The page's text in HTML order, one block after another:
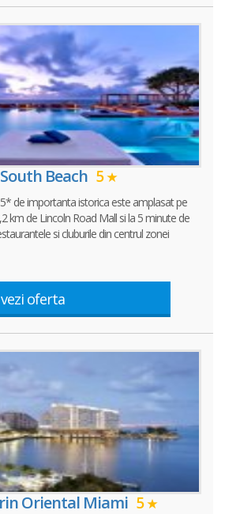
Beach 5
de importanta istorica este amplasat pe
km de Lincoln Road Mall si la 5 minute de
si cluburile din centrul zonei
vezi oferta
Oriental Miami 5